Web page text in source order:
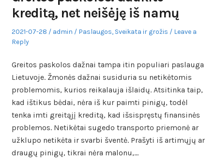
kreditą, net neišėję iš namų
Posted
on
2021-07-28 Author
admin
Posted
Paslaugos, Sveikata ir grožis
Leave a
Reply
Greitos paskolos dažnai tampa itin populiari paslauga
Lietuvoje. Žmonės dažnai susiduria su netikėtomis
problemomis, kurios reikalauja išlaidų. Atsitinka taip,
kad ištikus bėdai, nėra iš kur paimti pinigų, todėl
tenka imti greitąjį kreditą, kad išsispręstų finansinės
problemos. Netikėtai sugedo transporto priemonė ar
užklupo netikėta ir svarbi šventė. Prašyti iš artimųjų ar
draugų pinigų, tikrai nėra malonu,…